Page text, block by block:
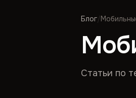
Блог/
Статьи по